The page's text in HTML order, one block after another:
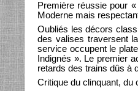
Première réussie pour
Moderne mais
Oubliés les décors
des valises traversent
service occupent le
Indignés ». Le premier
retards des trains dûs à
Critique du clinquant, du